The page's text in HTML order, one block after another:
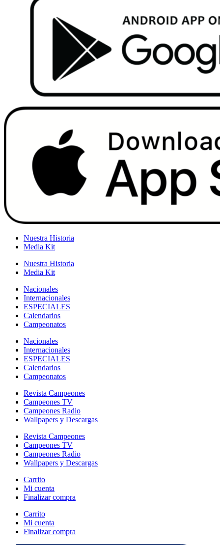
Nuestra Historia
Media Kit
Nuestra Historia
Media Kit
Nacionales
Internacionales
ESPECIALES
Calendarios
Campeonatos
Nacionales
Internacionales
ESPECIALES
Calendarios
Campeonatos
Revista Campeones
Campeones TV
Campeones Radio
Wallpapers y Descargas
Revista Campeones
Campeones TV
Campeones Radio
Wallpapers y Descargas
Carrito
Mi cuenta
Finalizar compra
Carrito
Mi cuenta
Finalizar compra